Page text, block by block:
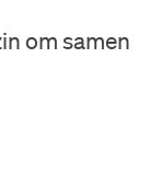
om samen